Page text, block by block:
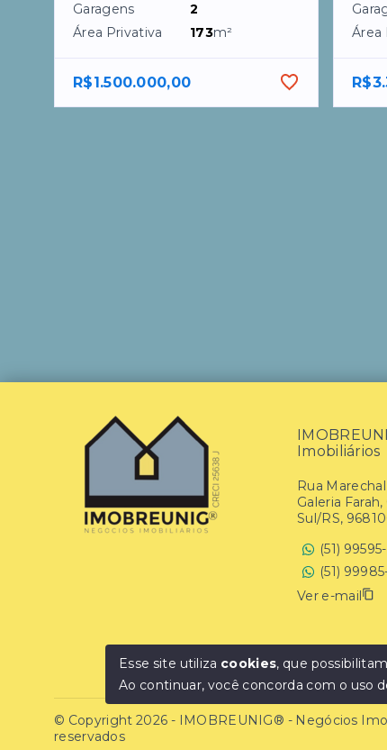
Garagens
2
Área Privativa
173m²
R$1.500.000,00
Área
Imobiliários
Rua
Galeria
Sul/RS,
(51)
(51)
Ver e-mail
© Copyright 2026 - IMOBREUNIG® - Negócios
reservados
Esse site utiliza cookies, que
Ao continuar, você concorda com o uso